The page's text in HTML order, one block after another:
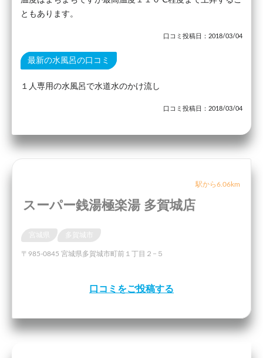
ともあります。
口コミ投稿日：2018/03/04
最新の水風呂の口コミ
１人専用の水風呂で水道水のかけ流し
口コミ投稿日：2018/03/04
駅から6.06km
スーパー銭湯極楽湯 多賀城店
〒985-0845 宮城県多賀城市町前１丁目２−５
口コミをご投稿する